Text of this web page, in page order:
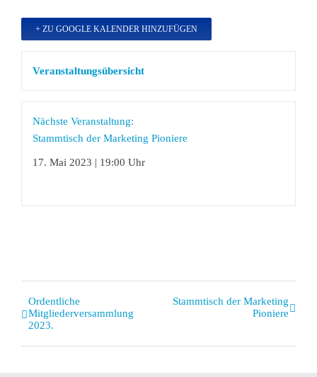
+ ZU GOOGLE KALENDER HINZUFÜGEN
Veranstaltungsübersicht
Nächste Veranstaltung:
Stammtisch der Marketing Pioniere
17. Mai 2023 | 19:00 Uhr
Veranstaltung
Navigation
Ordentliche
Mitgliederversammlung
2023.
Stammtisch der Marketing
Pioniere